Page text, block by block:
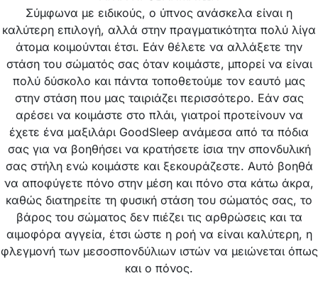
Το μαξιλάρι βοηθά στην ανακούφιση της
δυσφορίας σε σπονδυλική στήλη, άκρα,
μύες και αρθρώσεις.
ΑΙΤΙΑ ΠΡΟΒΛΗΜΑΤΩΝ
Σύμφωνα με ειδικούς, ο ύπνος ανάσκελα είναι η
καλύτερη επιλογή, αλλά στην πραγματικότητα πολύ λίγα
άτομα κοιμούνται έτσι. Εάν θέλετε να αλλάξετε την
στάση του σώματός σας όταν κοιμάστε, μπορεί να είναι
πολύ δύσκολο και πάντα τοποθετούμε τον εαυτό μας
στην στάση που μας ταιριάζει περισσότερο. Εάν σας
αρέσει να κοιμάστε στο πλάι, γιατροί προτείνουν να
έχετε ένα μαξιλάρι GoodSleep ανάμεσα από τα πόδια
σας για να βοηθήσει να κρατήσετε ίσια την σπονδυλική
σας στήλη ενώ κοιμάστε και ξεκουράζεστε. Αυτό βοηθά
να αποφύγετε πόνο στην μέση και πόνο στα κάτω άκρα,